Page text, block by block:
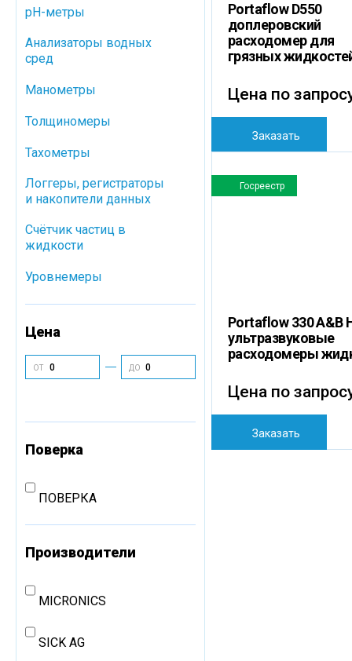
Portaflow D550
доплеровский
расходомер для
грязных
Цена по
Заказать
Госреестр
Portaflow 330 A&B
ультразвуковые
расходомеры
Цена по
Заказать
pH-метры
Анализаторы водных
сред
Манометры
Толщиномеры
Тахометры
Логгеры, регистраторы
и накопители данных
Cчётчик частиц в
жидкости
Уровнемеры
Цена
ОТ ДО
Поверка
ПОВЕРКА
Производители
MICRONICS
SICK AG